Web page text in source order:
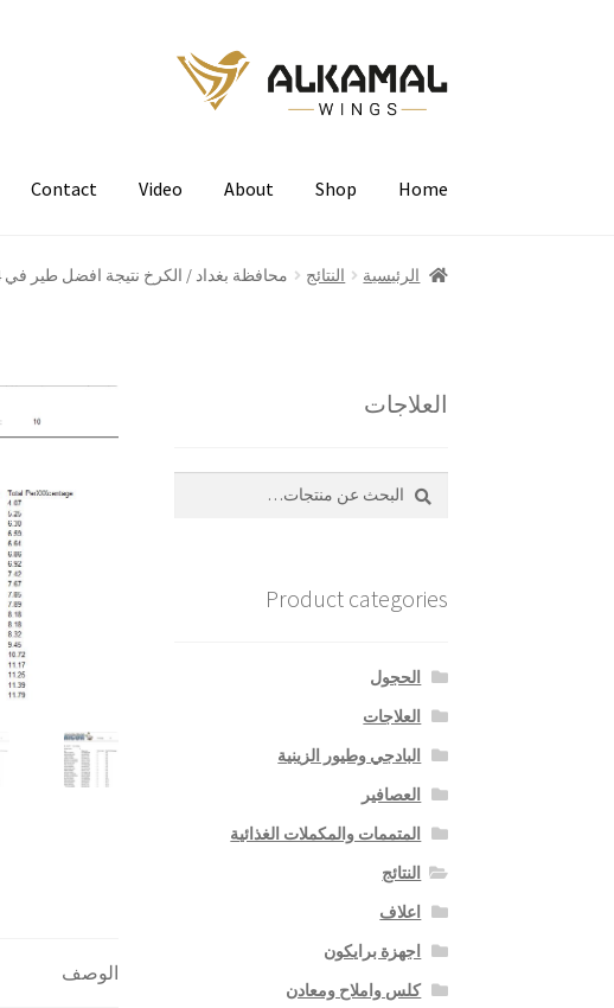
Skip
to
navigation
Skip
to
content
Home
Shop
About
Video
Contact
الرئيسية النتائج محافظة بغداد / الكرخ نتيجة افضل طير في 4 سباقات من اصل 5
الوصف
العلاجات
البحث
عن:
بحث
Product categories
الحجول
العلاجات
البادجي وطيور الزينية
العصافير
المتممات والمكملات الغذائية
النتائج
اعلاف
اجهزة برايكون
كلس واملاح ومعادن